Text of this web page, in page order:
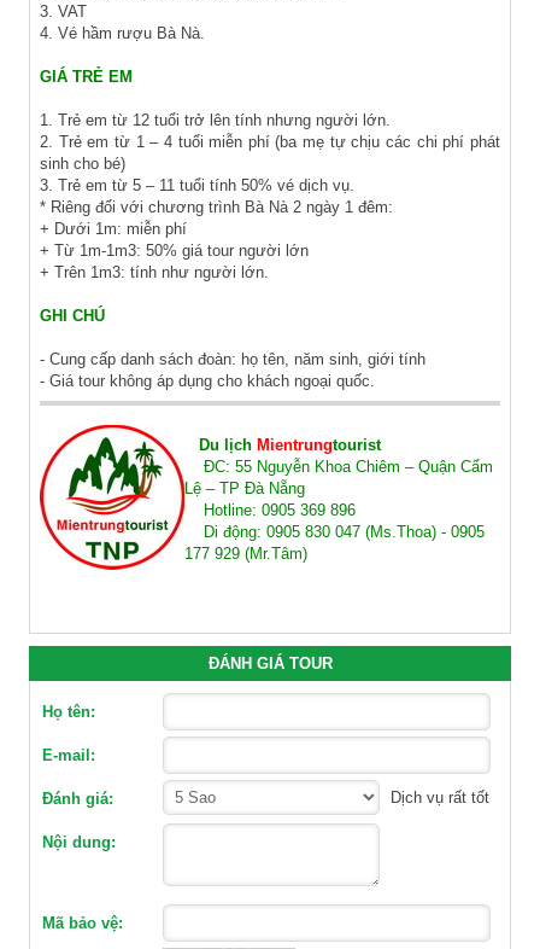
3. VAT
4. Vé hầm rượu Bà Nà.
GIÁ TRẺ EM
1. Trẻ em từ 12 tuổi trở lên tính nhưng người lớn.
2. Trẻ em từ 1 – 4 tuổi miễn phí (ba mẹ tự chịu các chi phí phát
sinh cho bé)
3. Trẻ em từ 5 – 11 tuổi tính 50% vé dịch vụ.
* Riêng đối với chương trình Bà Nà 2 ngày 1 đêm:
+ Dưới 1m: miễn phí
+ Từ 1m-1m3: 50% giá tour người lớn
+ Trên 1m3: tính như người lớn.
GHI CHÚ
- Cung cấp danh sách đoàn: họ tên, năm sinh, giới tính
- Giá tour không áp dụng cho khách ngoại quốc.
Du lịch Mientrungtourist
ĐC: 55 Nguyễn Khoa Chiêm – Quận Cẩm
Lệ – TP Đà Nẵng
Hotline: 0905 369 896
Di động: 0905 830 047 (Ms.Thoa) - 0905
177 929 (Mr.Tâm)
ĐÁNH GIÁ TOUR
Họ tên:
E-mail:
Đánh giá: Dịch vụ rất tốt
Nội dung:
Mã bảo vệ: